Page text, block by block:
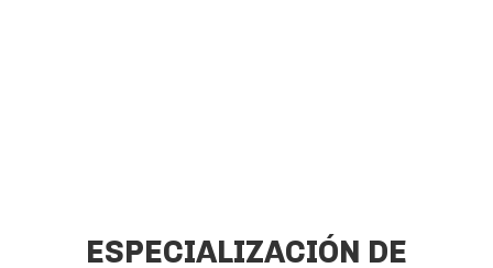
ESPECIALIZACIÓN DE